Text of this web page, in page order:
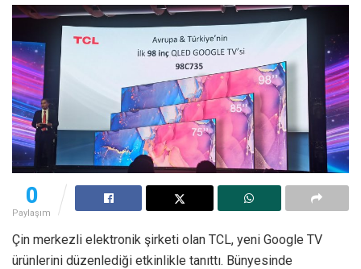
0
Paylaşım
Çin merkezli elektronik şirketi olan TCL, yeni Google TV
ürünlerini düzenlediği etkinlikle tanıttı. Bünyesinde